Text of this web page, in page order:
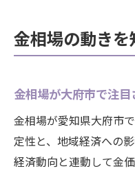
これからの金
金相場を活用
大府市で金の
金相場のチェ
金の価値を見
金相場の動き
金相場が大府市で注
金相場が愛知県大府市
定性と、地域経済への
経済動向と連動して金